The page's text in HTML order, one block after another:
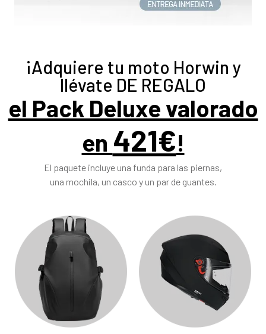
¡Adquiere tu moto Horwin y
llévate DE REGALO
el Pack Deluxe valorado
en 421€!
El paquete incluye una funda para las piernas,
una mochila, un casco y un par de guantes.